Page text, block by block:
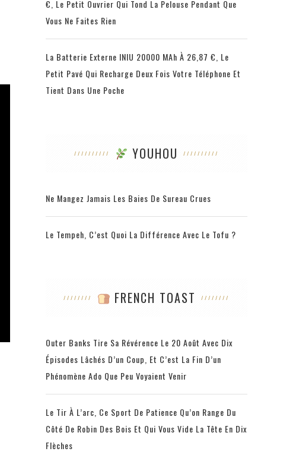
€, Le Petit Ouvrier Qui Tond La Pelouse Pendant Que
Vous Ne Faites Rien
La Batterie Externe INIU 20000 MAh À 26,87 €, Le
Petit Pavé Qui Recharge Deux Fois Votre Téléphone Et
Tient Dans Une Poche
YOUHOU
Ne Mangez Jamais Les Baies De Sureau Crues
Le Tempeh, C’est Quoi La Différence Avec Le Tofu ?
FRENCH TOAST
Outer Banks Tire Sa Révérence Le 20 Août Avec Dix
Épisodes Lâchés D’un Coup, Et C’est La Fin D’un
Phénomène Ado Que Peu Voyaient Venir
Le Tir À L’arc, Ce Sport De Patience Qu’on Range Du
Côté De Robin Des Bois Et Qui Vous Vide La Tête En Dix
Flèches